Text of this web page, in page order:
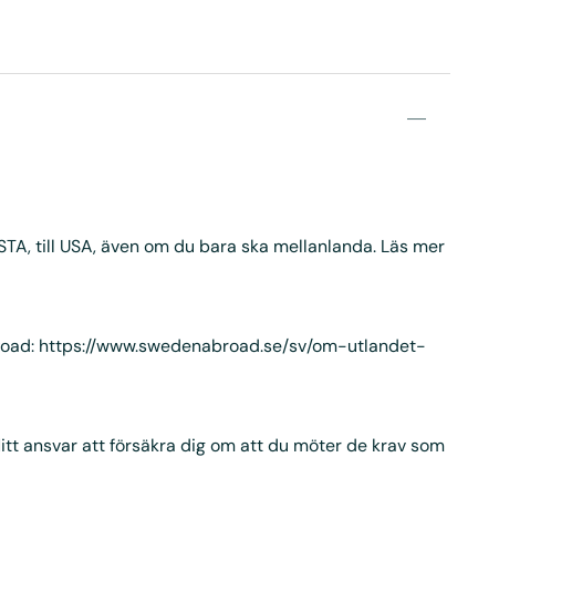
till USA, även om du bara ska mellanlanda. Läs mer
https://www.swedenabroad.se/sv/om-utlandet-
ansvar att försäkra dig om att du möter de krav som